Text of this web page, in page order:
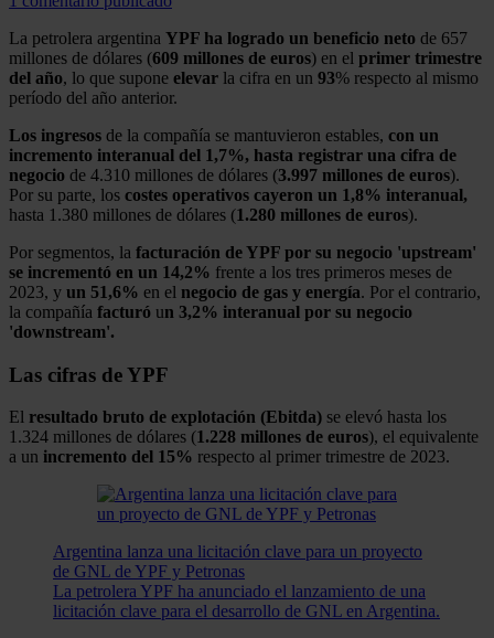
La petrolera argentina YPF ha logrado un beneficio neto de 657
millones de dólares (609 millones de euros) en el primer trimestre
del año, lo que supone elevar la cifra en un 93% respecto al mismo
período del año anterior.
Los ingresos de la compañía se mantuvieron estables, con un
incremento interanual del 1,7%, hasta registrar una cifra de
negocio de 4.310 millones de dólares (3.997 millones de euros).
Por su parte, los costes operativos cayeron un 1,8% interanual,
hasta 1.380 millones de dólares (1.280 millones de euros).
Por segmentos, la facturación de YPF por su negocio 'upstream'
se incrementó en un 14,2% frente a los tres primeros meses de
2023, y un 51,6% en el negocio de gas y energía. Por el contrario,
la compañía facturó un 3,2% interanual por su negocio
'downstream'.
Las cifras de YPF
El resultado bruto de explotación (Ebitda) se elevó hasta los
1.324 millones de dólares (1.228 millones de euros), el equivalente
a un incremento del 15% respecto al primer trimestre de 2023.
Argentina lanza una licitación clave para un proyecto
de GNL de YPF y Petronas
La petrolera YPF ha anunciado el lanzamiento de una
licitación clave para el desarrollo de GNL en Argentina.